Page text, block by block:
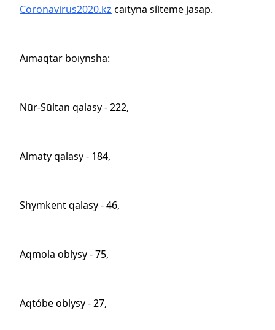
Coronavirus2020.kz caıtyna sílteme jasap.
Aımaqtar boıynsha:
Nūr-Sūltan qalasy - 222,
Almaty qalasy - 184,
Shymkent qalasy - 46,
Aqmola oblysy - 75,
Aqtóbe oblysy - 27,